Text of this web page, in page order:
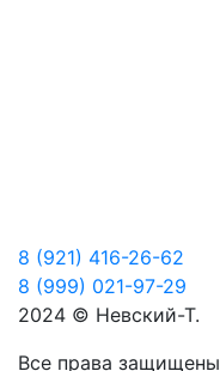
8 (921) 416-26-62
8 (999) 021-97-29
2024 © Невский-Т.
Все права защищены